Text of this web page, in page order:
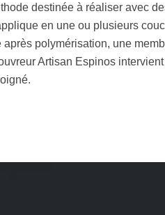
destinée à réaliser avec
en une ou plusieurs
polymérisation, une
Artisan Espinos